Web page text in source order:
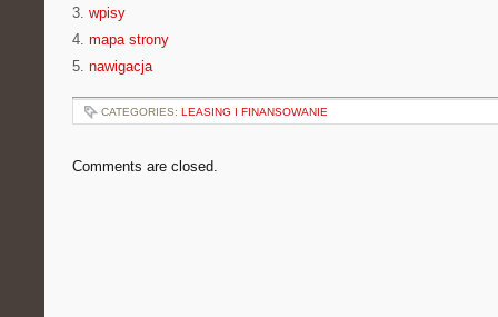
3. wpisy
4. mapa strony
5. nawigacja
CATEGORIES: LEASING I FINANSOWANIE
Comments are closed.